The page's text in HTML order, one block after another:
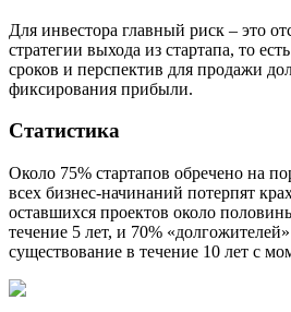
Для инвестора главный риск – это
стратегии выхода из стартапа, то
сроков и перспектив для продажи
фиксирования прибыли.
Статистика
Около 75% стартапов обречено на
всех бизнес-начинаний потерпят
оставшихся проектов около
течение 5 лет, и 70% «долгожителей»
существование в течение 10 лет с